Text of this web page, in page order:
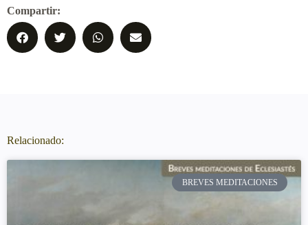
Compartir:
Relacionado:
BREVES MEDITACIONES